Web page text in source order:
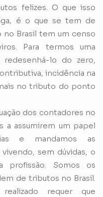
felizes. O que isso
é o que se tem de
Brasil tem um censo
Para termos uma
redesenhá-lo do zero,
incidência na
no tributo do ponto
dos contadores no
a assumirem um papel
e mandamos as
sem dúvidas, o
profissão. Somos os
de tributos no Brasil.
requer que